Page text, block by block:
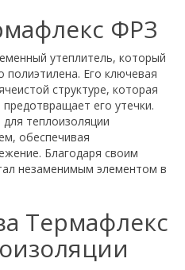
ФРЗ
утеплитель, который
полиэтилена. Его ключевая
структуре, которая
его утечки.
теплоизоляции
обеспечивая
Благодаря своим
незаменимым элементом в
Термафлекс